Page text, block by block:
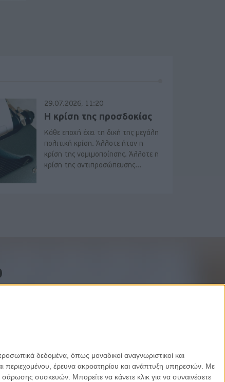
δεδομένα, όπως μοναδικοί αναγνωριστικοί και
περιεχομένου, έρευνα ακροατηρίου και ανάπτυξη υπηρεσιών. Με
συσκευών. Μπορείτε να κάνετε κλικ για να συναινέσετε
29.07.2026, 11:20
Η κρίση της προσδοκίας
Κάθε εποχή έχει τη δική της μεγάλη
πολιτική κρίση. Άλλοτε ήταν η
κρίση της νομιμοποίησης. Άλλοτε η
κρίση της αντιπροσώπευσης...